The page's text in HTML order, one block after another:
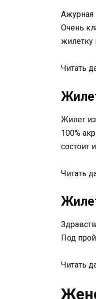
Ажурная
Очень
жилетку
Читать
Жилет
100%
состоит
Читать
Под
Читать